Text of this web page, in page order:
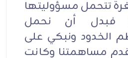
تتحمل مسؤوليتها
فبدل أن نحمل
الخدود ونبكي على
مساهمتنا وكانت